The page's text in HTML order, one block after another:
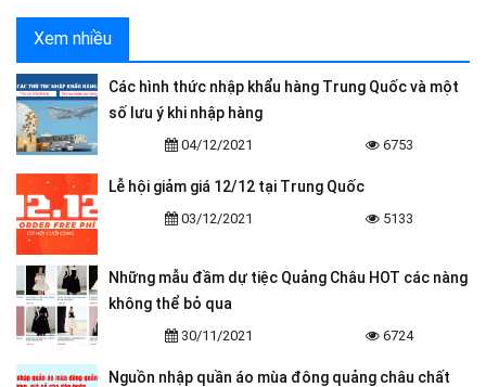
Xem nhiều
Các hình thức nhập khẩu hàng Trung Quốc và một
số lưu ý khi nhập hàng
04/12/2021 6753
Lễ hội giảm giá 12/12 tại Trung Quốc
03/12/2021 5133
Những mẫu đầm dự tiệc Quảng Châu HOT các nàng
không thể bỏ qua
30/11/2021 6724
Nguồn nhập quần áo mùa đông quảng châu chất